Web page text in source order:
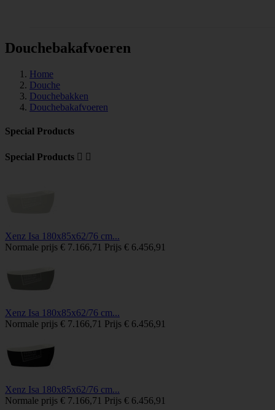
Douchebakafvoeren
Home
Douche
Douchebakken
Douchebakafvoeren
Special Products
Special Products  
Xenz Isa 180x85x62/76 cm...
Normale prijs € 7.166,71 Prijs € 6.456,91
Xenz Isa 180x85x62/76 cm...
Normale prijs € 7.166,71 Prijs € 6.456,91
Xenz Isa 180x85x62/76 cm...
Normale prijs € 7.166,71 Prijs € 6.456,91